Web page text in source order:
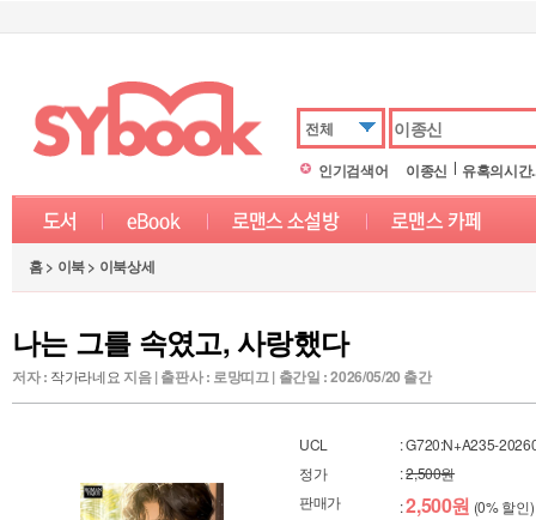
전체
인기검색어
이종신 유혹의시간
홈 > 이북 > 이북상세
나는 그를 속였고, 사랑했다
저자 : 작가라네요 지음 | 출판사 : 로망띠끄 | 출간일 : 2026/05/20 출간
UCL
: G720:N+A235-
정가
:2,500원
판매가
:2,500원 (0% 할인)